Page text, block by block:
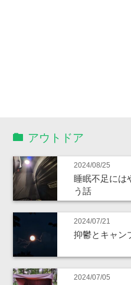
アウトドア
2024/08/25
睡眠不足には
う話
2024/07/21
抑鬱とキャン
2024/07/05